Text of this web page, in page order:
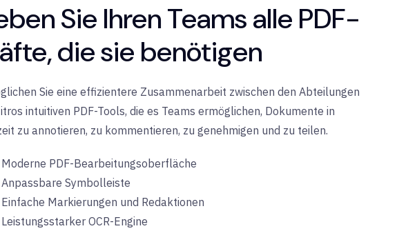
Sie Ihren Teams alle PDF-
die sie benötigen
Sie eine effizientere Zusammenarbeit zwischen den Abteilungen
intuitiven PDF-Tools, die es Teams ermöglichen, Dokumente in
zu annotieren, zu kommentieren, zu genehmigen und zu teilen.
Moderne PDF-Bearbeitungsoberfläche
Anpassbare Symbolleiste
Einfache Markierungen und Redaktionen
Leistungsstarker OCR-Engine